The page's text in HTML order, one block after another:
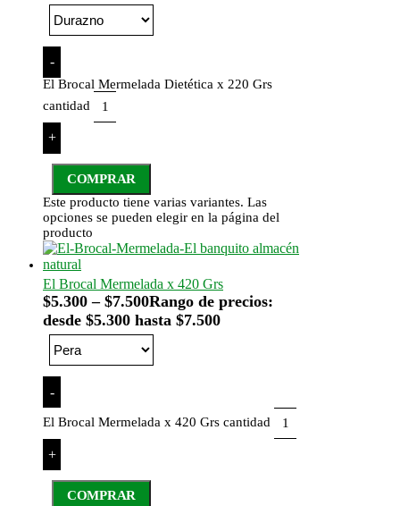
-
El Brocal Mermelada Dietética x 220 Grs
cantidad
+
COMPRAR
Este producto tiene varias variantes. Las
opciones se pueden elegir en la página del
producto
El Brocal Mermelada x 420 Grs
$5.300 – $7.500Rango de precios:
desde $5.300 hasta $7.500
-
El Brocal Mermelada x 420 Grs cantidad
+
COMPRAR